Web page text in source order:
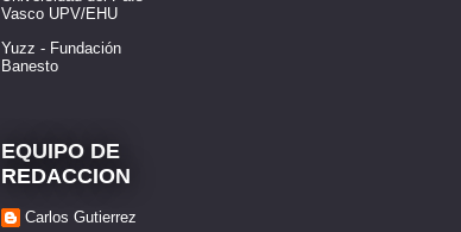
Vasco UPV/EHU
Yuzz - Fundación
Banesto
EQUIPO DE
REDACCION
Carlos Gutierrez